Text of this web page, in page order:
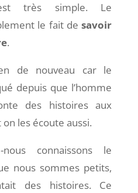
très simple. Le
le fait de savoir
.
de nouveau car le
depuis que l’homme
des histoires aux
les écoute aussi.
connaissons le
nous sommes petits,
des histoires. Ce